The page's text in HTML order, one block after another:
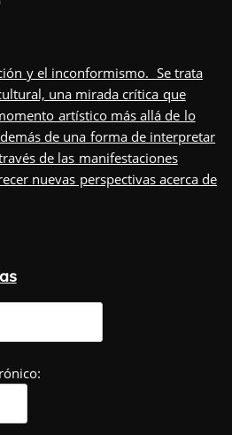
y el inconformismo. Se trata
una mirada crítica que
artístico más allá de lo
de una forma de interpretar
de las manifestaciones
nuevas perspectivas acerca de